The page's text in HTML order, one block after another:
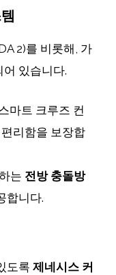
2)를 비롯해, 가
있습니다.
마트 크루즈 컨
리함을 보장합
는 전방 충돌방
합니다.
도록 제네시스 커